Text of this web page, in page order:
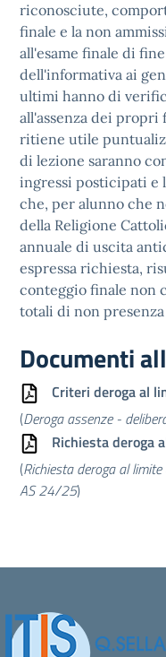
riconosciute,
finale e la non
all'esame finale di
dell'informativa ai
ultimi hanno di
all'assenza dei
ritiene utile
di lezione saranno
ingressi posticipati e
che, per alunno che
della Religione
annuale di uscita
espressa richiesta,
conteggio finale non
totali di non
Documenti
Criteri deroga al
(Deroga assenze -
Richiesta deroga
(Richiesta deroga al
AS 24/25)